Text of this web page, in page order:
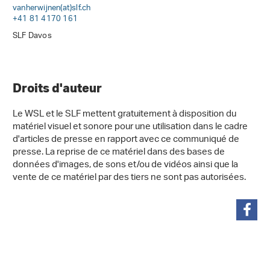
vanherwijnen(at)slf.ch
+41 81 4170 161
SLF Davos
Droits d'auteur
Le WSL et le SLF mettent gratuitement à disposition du
matériel visuel et sonore pour une utilisation dans le cadre
d'articles de presse en rapport avec ce communiqué de
presse. La reprise de ce matériel dans des bases de
données d'images, de sons et/ou de vidéos ainsi que la
vente de ce matériel par des tiers ne sont pas autorisées.